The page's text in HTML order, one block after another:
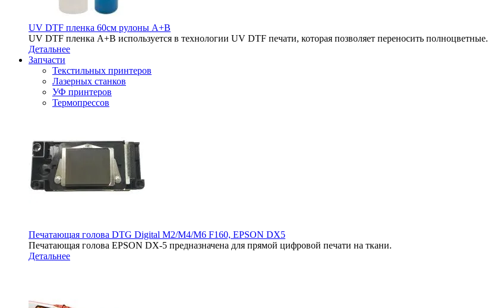
UV DTF пленка 60см рулоны A+B
UV DTF пленка A+B используется в технологии UV DTF печати, которая позволяет переносить полноцветные.
Детальнее
Запчасти
Текстильных принтеров
Лазерных станков
УФ принтеров
Термопрессов
Печатающая голова DTG Digital M2/M4/M6 F160, EPSON DX5
Печатающая голова EPSON DX-5 предназначена для прямой цифровой печати на ткани.
Детальнее